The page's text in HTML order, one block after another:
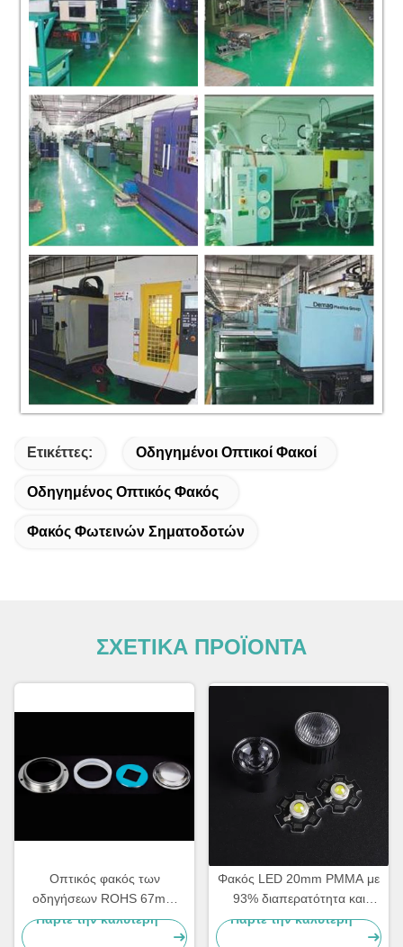
Ετικέττες: Οδηγημένοι Οπτικοί Φακοί
Οδηγημένος Οπτικός Φακός
Φακός Φωτεινών Σηματοδοτών
ΣΧΕΤΙΚΑ ΠΡΟΪΟΝΤΑ
Οπτικός φακός των
οδηγήσεων ROHS 67mm
Dia για 30W 50W των
Πάρτε την καλύτερη
Φακός LED 20mm PMMA με
93% διαπερατότητα και
γωνία δέσμης 5 μοιρών για
Πάρτε την καλύτερη